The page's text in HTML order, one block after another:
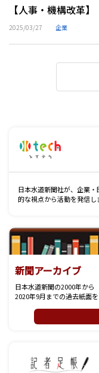
【人事・機構改革
2025/03/27 企業
日本水道新聞社が、企業
的な視点から活動を発信し
新聞アーカイブ
日本水道新聞の2000年から
2020年9月までの過去紙面を